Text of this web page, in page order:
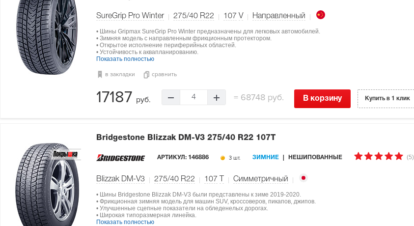
SureGrip Pro Winter 275/40 R22 107 V Направленный
• Шины Gripmax SureGrip Pro Winter предназначены для легковых автомобилей.
• Зимняя модель с направленным фрикционным протектором.
• Открытое исполнение периферийных областей.
• Устойчивость к аквапланированию.
Показать полностью
в закладки сравнить
17187 руб. 4 =68748 руб. В корзину Купить в 1 клик
Bridgestone Blizzak DM-V3 275/40 R22 107T
АРТИКУЛ: 146886 3 шт. ЗИМНИЕ НЕШИПОВАННЫЕ (5)
Blizzak DM-V3 275/40 R22 107 Симметричный
• Шины Bridgestone Blizzak DM-V3 были представлены к зиме 2019-2020.
• Фрикционная зимняя модель для машин SUV, кроссоверов, пикапов, джипов.
• Улучшенные сцепные показатели на обледенелых дорогах.
• Широкая типоразмерная линейка.
Показать полностью